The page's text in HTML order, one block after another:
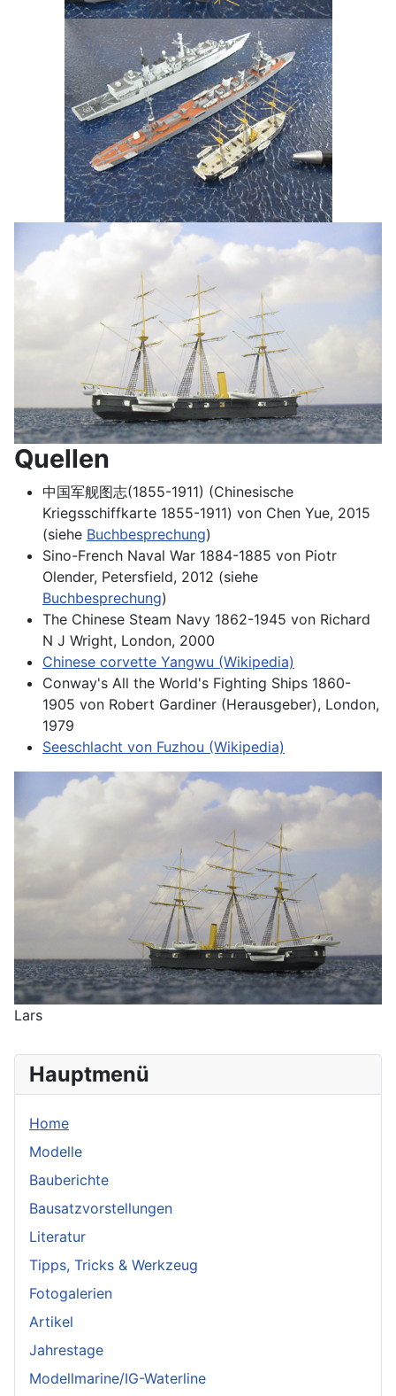
Hauptmenü
Home
Modelle
Bauberichte
Bausatzvorstellungen
Literatur
Tipps, Tricks & Werkzeug
Fotogalerien
Artikel
Jahrestage
Modellmarine/IG-Waterline
Quellen
中国军舰图志(1855-1911) (Chinesische
Kriegsschiffkarte 1855-1911) von Chen Yue, 2015
(siehe Buchbesprechung)
Sino-French Naval War 1884-1885 von Piotr
Olender, Petersfield, 2012 (siehe
Buchbesprechung)
The Chinese Steam Navy 1862-1945 von Richard
N J Wright, London, 2000
Chinese corvette Yangwu (Wikipedia)
Conway's All the World's Fighting Ships 1860-
1905 von Robert Gardiner (Herausgeber), London,
1979
Seeschlacht von Fuzhou (Wikipedia)
Lars